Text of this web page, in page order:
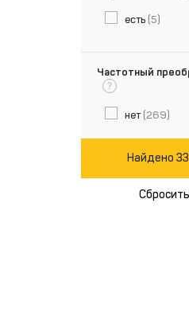
есть (5)
Частотный
?
нет (269)
Найдено